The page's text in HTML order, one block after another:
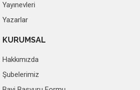
Yayınevleri
Yazarlar
KURUMSAL
Hakkımızda
Şubelerimiz